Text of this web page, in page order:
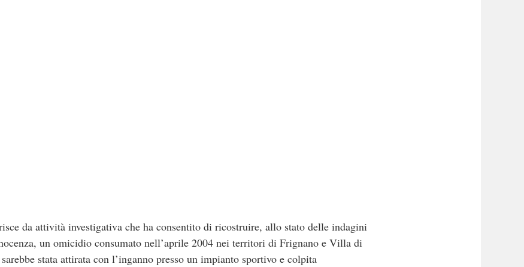
da attività investigativa che ha consentito di ricostruire, allo stato delle indagini
un omicidio consumato nell’aprile 2004 nei territori di Frignano e Villa di
stata attirata con l’inganno presso un impianto sportivo e colpita